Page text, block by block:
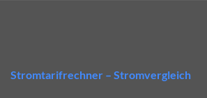
Stromtarifrechner – Stromvergleich